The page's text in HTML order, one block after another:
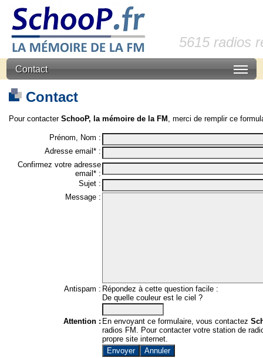
5615 radios
Contact
Contact
Pour contacter SchooP, la mémoire de la FM , merci de remplir ce
Prénom, Nom :
Adresse email* :
Confirmez votre adresse
email* :
Sujet :
Message :
Antispam : Répondez à cette question facile :
De quelle couleur est le ciel ?
Attention : En envoyant ce formulaire, vous contactez
radios FM. Pour contacter votre station de
propre site internet.